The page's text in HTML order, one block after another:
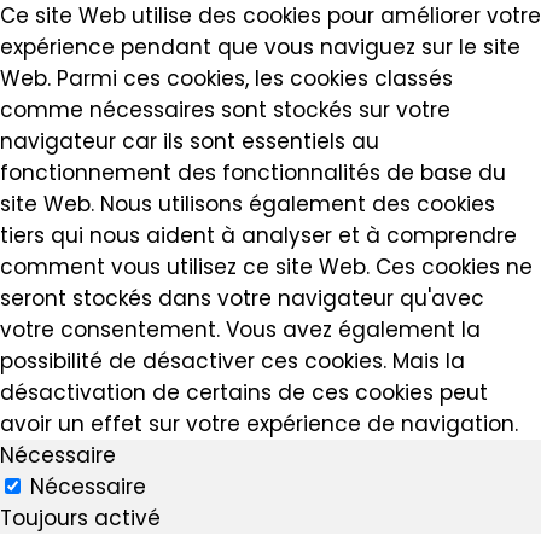
Ce site Web utilise des cookies pour améliorer votre
expérience pendant que vous naviguez sur le site
Web. Parmi ces cookies, les cookies classés
comme nécessaires sont stockés sur votre
navigateur car ils sont essentiels au
fonctionnement des fonctionnalités de base du
site Web. Nous utilisons également des cookies
tiers qui nous aident à analyser et à comprendre
comment vous utilisez ce site Web. Ces cookies ne
seront stockés dans votre navigateur qu'avec
votre consentement. Vous avez également la
possibilité de désactiver ces cookies. Mais la
désactivation de certains de ces cookies peut
avoir un effet sur votre expérience de navigation.
Nécessaire
Nécessaire
Toujours activé